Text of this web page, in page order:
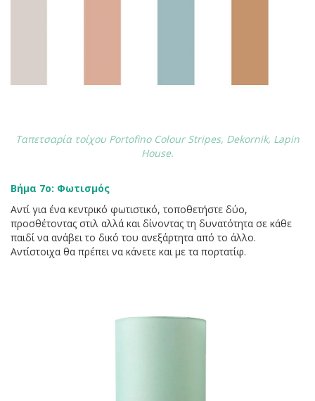
Ταπετσαρία τοίχου Portofino Colour Stripes, Dekornik, Lapin
House.
Βήμα 7ο: Φωτισμός
Αντί για ένα κεντρικό φωτιστικό, τοποθετήστε δύο,
προσθέτοντας στιλ αλλά και δίνοντας τη δυνατότητα σε κάθε
παιδί να ανάβει το δικό του ανεξάρτητα από το άλλο.
Αντίστοιχα θα πρέπει να κάνετε και με τα πορτατίφ.